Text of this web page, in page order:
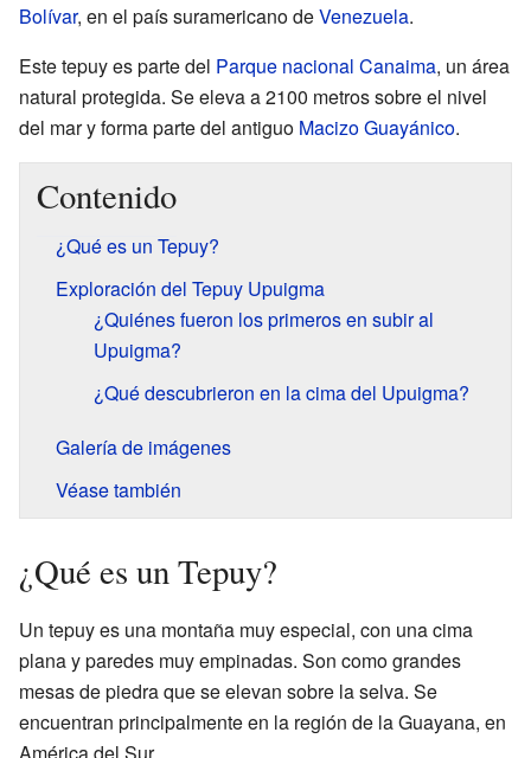
Bolívar, en el país suramericano deVenezuela.
Este tepuy es parte del Parque nacional Canaima, un área
natural protegida. Se eleva a 2100 metros sobre el nivel
del mar y forma parte del antiguo Macizo Guayánico.
Contenido
¿Qué es un Tepuy?
Exploración del Tepuy Upuigma
¿Quiénes fueron los primeros en subir al
Upuigma?
¿Qué descubrieron en la cima del Upuigma?
Galería de imágenes
Véase también
¿Qué es un Tepuy?
Un tepuy es una montaña muy especial, con una cima
plana y paredes muy empinadas. Son como grandes
mesas de piedra que se elevan sobre la selva. Se
encuentran principalmente en la región de la Guayana, en
América del Sur.